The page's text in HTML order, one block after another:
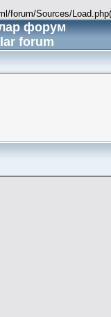
forum/Sources/
форум
forum